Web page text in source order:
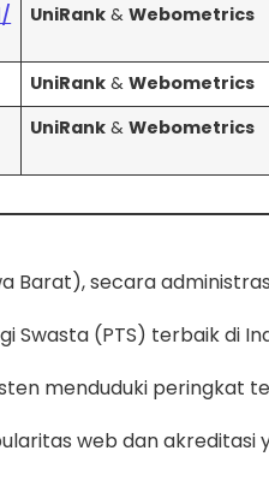
UniRank &Webometrics
UniRank &Webometrics
UniRank &Webometrics
Barat), secara
Swasta (PTS) terbaik di
menduduki peringkat
web dan akreditasi